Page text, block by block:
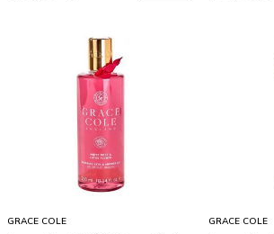
GRACE COLE GRACE COLE